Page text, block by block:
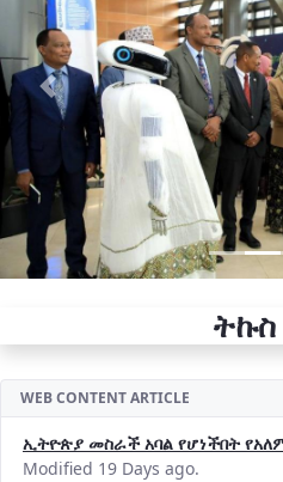
Previous
ትኩስ
WEB CONTENT ARTICLE
ኢትዮጵያ መስራች አባል የሆነችበት
Modified 19 Days ago.